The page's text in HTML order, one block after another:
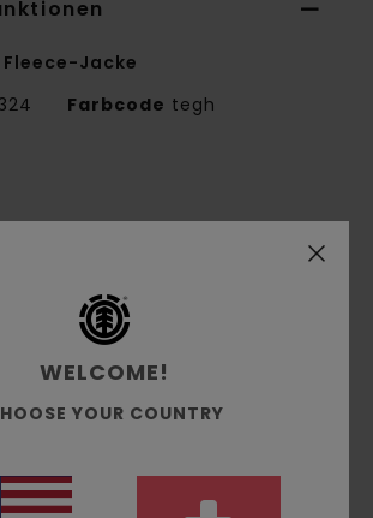
Jacke
Farbcode tegh
Details: NNT-Verstärkungsband
Tape an stark beanspruchten
WELCOME!
YOUR COUNTRY